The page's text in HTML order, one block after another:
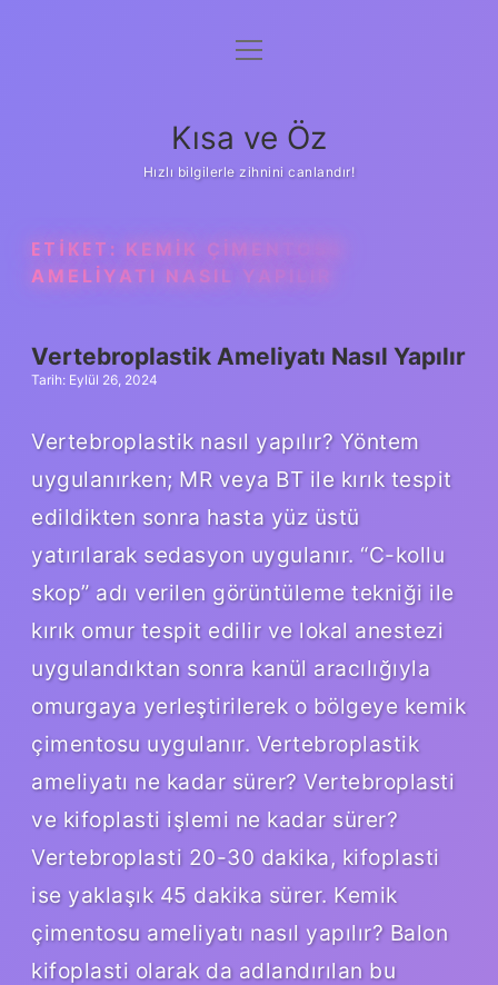
Anasayfa
Yasal Uyarı
menüyü
Kısa ve Öz
Hızlı bilgilerle zihnini canlandır!
ETIKET: KEMIK ÇIMENTOSU
AMELIYATI NASIL YAPILIR
Vertebroplastik Ameliyatı Nasıl Yapılır
Tarih: Eylül 26, 2024
Vertebroplastik nasıl yapılır? Yöntem
uygulanırken; MR veya BT ile kırık tespit
edildikten sonra hasta yüz üstü
yatırılarak sedasyon uygulanır. “C-kollu
skop” adı verilen görüntüleme tekniği ile
kırık omur tespit edilir ve lokal anestezi
uygulandıktan sonra kanül aracılığıyla
omurgaya yerleştirilerek o bölgeye kemik
çimentosu uygulanır. Vertebroplastik
ameliyatı ne kadar sürer? Vertebroplasti
ve kifoplasti işlemi ne kadar sürer?
Vertebroplasti 20-30 dakika, kifoplasti
ise yaklaşık 45 dakika sürer. Kemik
çimentosu ameliyatı nasıl yapılır? Balon
kifoplasti olarak da adlandırılan bu